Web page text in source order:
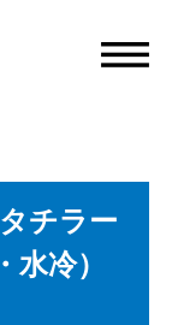
チラー
冷）